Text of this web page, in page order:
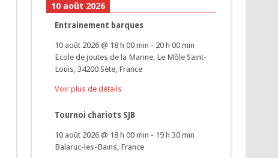
10 août 2026
Entrainement barques
10 août 2026@ 18 h 00 min - 20 h 00 min
Ecole de joutes de la Marine, Le Môle Saint-
Louis, 34200 Sète, France
Voir plus de détails
Tournoi chariots SJB
10 août 2026@ 18 h 00 min - 19 h 30 min
Balaruc-les-Bains, France